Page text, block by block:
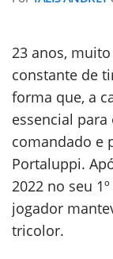
23 anos,
constante de
forma que, a
essencial
comandado e
Portaluppi.
2022 no seu
jogador
tricolor.